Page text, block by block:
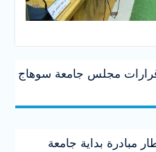
قرارات مجلس جامعة سوهاج
مبادرة بداية جامعة